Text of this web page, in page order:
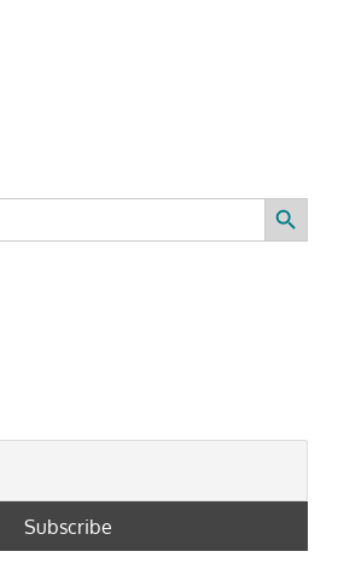
Search Button